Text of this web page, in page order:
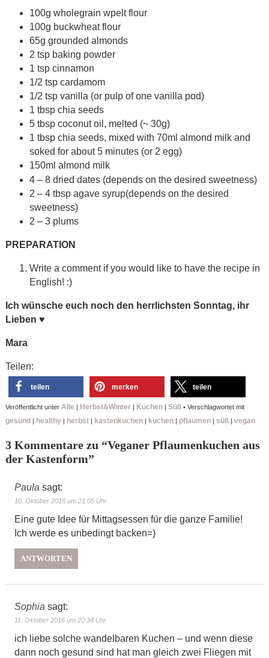
100g wholegrain wpelt flour
100g buckwheat flour
65g grounded almonds
2 tsp baking powder
1 tsp cinnamon
1/2 tsp cardamom
1/2 tsp vanilla (or pulp of one vanilla pod)
1 tbsp chia seeds
5 tbsp coconut oil, melted (~ 30g)
1 tbsp chia seeds, mixed with 70ml almond milk and
soked for about 5 minutes (or 2 egg)
150ml almond milk
4 – 8 dried dates (depends on the desired sweetness)
2 – 4 tbsp agave syrup(depends on the desired
sweetness)
2 – 3 plums
PRE PARATION
Write a comment if you would like to have the recipe in
English! :)
Ich wünsche euch noch den herrlichsten Sonntag, ihr
Lieben ♥
Mara
Teilen:
teilen merken teilen
Veröffentlicht unter Alle Herbst&Winter| Kuchen| Süß• Verschlagwortet mit
gesund healthy| herbst| kastenkuchen| kuchen| pflaumen| süß| vegan
3 Kommentare zu “Veganer Pflaumenkuchen aus
der Kastenform”
Paula sagt:
10. Oktober 2016 um 21:05 Uhr
Eine gute Idee für Mittagsessen für die ganze Familie!
Ich werde es unbedingt backen=)
ANTWORTEN
Sophia sagt:
11. Oktober 2016 um 20:34 Uhr
ich liebe solche wandelbaren Kuchen – und wenn diese
dann noch gesund sind hat man gleich zwei Fliegen mit